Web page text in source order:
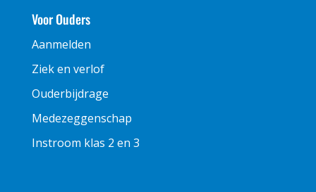
Voor Ouders
Aanmelden
Ziek en verlof
Ouderbijdrage
Medezeggenschap
Instroom klas 2 en 3